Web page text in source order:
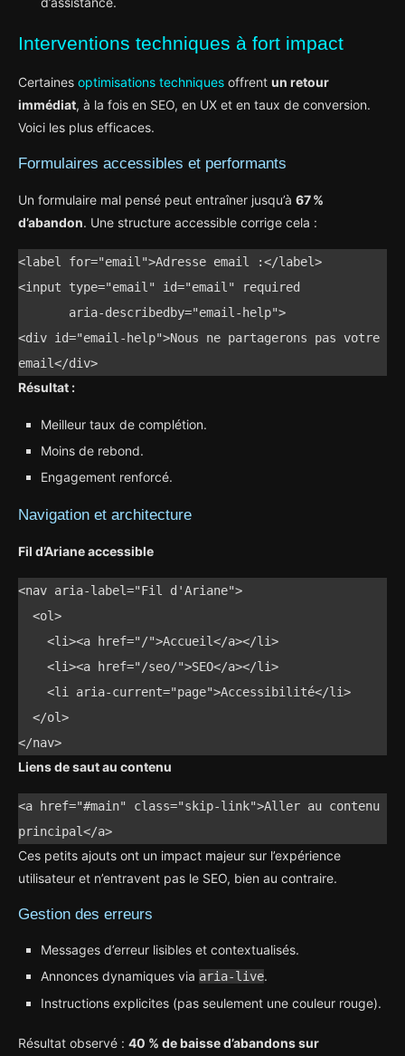
Interventions techniques à fort impact
Certaines optimisations techniques offrent un retour
immédiat, à la fois en SEO, en UX et en taux de conversion.
Voici les plus efficaces.
Formulaires accessibles et performants
Un formulaire mal pensé peut entraîner jusqu’à 67 %
d’abandon. Une structure accessible corrige cela :
<label for="email">Adresse email :</label>
<input type="email" id="email" required
<div id="email-help">Nous ne partagerons pas votre
email</div>
Résultat :
Meilleur taux de complétion.
Moins de rebond.
Engagement renforcé.
Navigation et architecture
Fil d’Ariane accessible
<nav aria-label="Fil d'Ariane">
</nav>
Liens de saut au contenu
<a href="#main" class="skip-link">Aller au contenu
principal</a>
Ces petits ajouts ont un impact majeur sur l’expérience
utilisateur et n’entravent pas le SEO, bien au contraire.
Gestion des erreurs
Messages d’erreur lisibles et contextualisés.
Annonces dynamiques via aria-live.
Instructions explicites (pas seulement une couleur rouge).
Résultat observé : 40 % de baisse d’abandons sur